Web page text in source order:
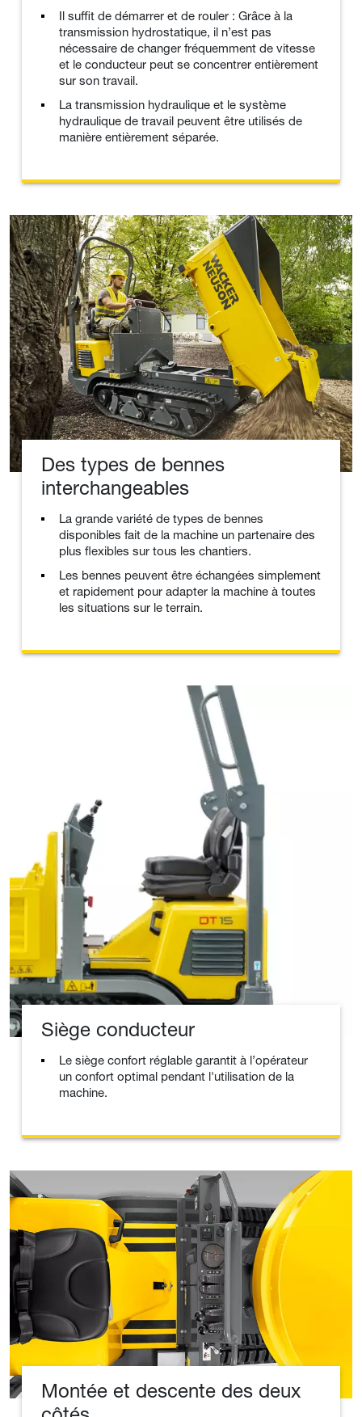
Il suffit de démarrer et de rouler : Grâce à la
transmission hydrostatique, il n’est pas
nécessaire de changer fréquemment de vitesse
et le conducteur peut se concentrer entièrement
sur son travail.
La transmission hydraulique et le système
hydraulique de travail peuvent être utilisés de
manière entièrement séparée.
Des types de bennes
interchangeables
La grande variété de types de bennes
disponibles fait de la machine un partenaire des
plus flexibles sur tous les chantiers.
Les bennes peuvent être échangées simplement
et rapidement pour adapter la machine à toutes
les situations sur le terrain.
Siège conducteur
Le siège confort réglable garantit à l’opérateur
un confort optimal pendant l'utilisation de la
machine.
Montée et descente des deux